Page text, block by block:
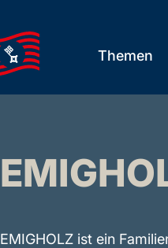
Themen
EMIGHOLZ ist ein